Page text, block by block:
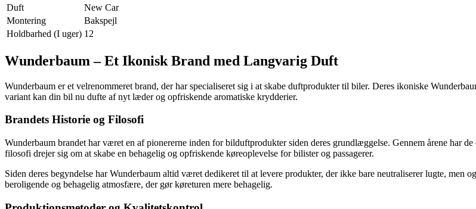
Duft
New Car
Montering
Bakspejl
Holdbarhed (I uger) 12
Wunderbaum – Et Ikonisk Brand med Langvarig Duft
Wunderbaum er et velrenommeret brand, der har specialiseret sig i at skabe duftprodukter til biler. Deres ikoniske
variant kan din bil nu dufte af nyt læder og opfriskende aromatiske krydderier.
Brandets Historie og Filosofi
Wunderbaum brandet har været en af pionererne inden for bilduftprodukter siden deres grundlæggelse. Gennem årene har
filosofi drejer sig om at skabe en behagelig og opfriskende køreoplevelse for bilister og passagerer.
Siden deres begyndelse har Wunderbaum altid været dedikeret til at levere produkter, der ikke bare neutraliserer lugte, men
beroligende og behagelig atmosfære, der gør køreturen mere behagelig.